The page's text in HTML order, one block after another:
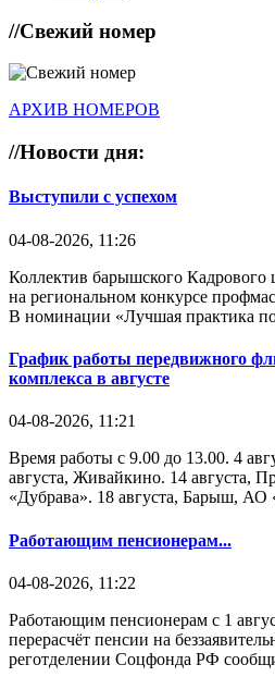
//Свежий номер
АРХИВ НОМЕРОВ
//Новости дня:
Выступили с успехом
04-08-2026, 11:26
Коллектив барышского Кадрового
на региональном конкурсе
В номинации «Лучшая практика
График работы передвижного
комплекса в августе
04-08-2026, 11:21
Время работы с 9.00 до 13.00. 4
августа, Живайкино. 14 августа,
«Дубрава». 18 августа, Барыш, АО
Работающим пенсионерам...
04-08-2026, 11:22
Работающим пенсионерам с 1
перерасчёт пенсии на
реготделении Соцфонда РФ